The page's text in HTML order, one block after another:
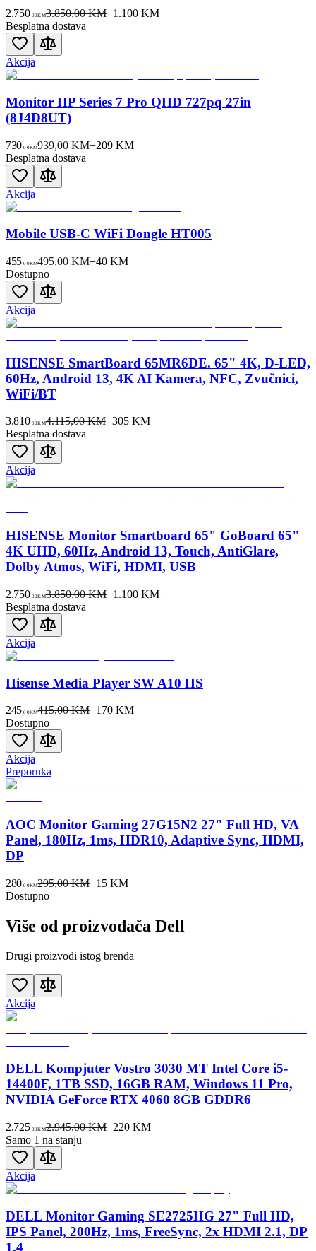
2.750 00KM3.850,00 KM−1.100KM
Besplatna dostava
Akcija
Monitor HP Series 7 Pro QHD 727pq 27in
(8J4D8UT)
730 00KM939,00 KM−209 KM
Besplatna dostava
Akcija
Mobile USB-C WiFi Dongle HT005
455 00KM495,00 KM−40 KM
Dostupno
Akcija
HISENSE SmartBoard 65MR6DE. 65" 4K, D-LED,
60Hz, Android 13, 4K AI Kamera, NFC, Zvučnici,
WiFi/BT
3.810 00KM4.115,00 KM−305KM
Besplatna dostava
Akcija
HISENSE Monitor Smartboard 65" GoBoard 65"
4K UHD, 60Hz, Android 13, Touch, AntiGlare,
Dolby Atmos, WiFi, HDMI, USB
2.750 00KM3.850,00 KM−1.100KM
Besplatna dostava
Akcija
Hisense Media Player SW A10 HS
245 00KM415,00 KM−170 KM
Dostupno
Akcija
Preporuka
AOC Monitor Gaming 27G15N2 27" Full HD, VA
Panel, 180Hz, 1ms, HDR10, Adaptive Sync, HDMI,
DP
280 00KM295,00 KM−15 KM
Dostupno
Više od proizvođača Dell
Drugi proizvodi istog brenda
Akcija
DELL Kompjuter Vostro 3030 MT Intel Core i5-
14400F, 1TB SSD, 16GB RAM, Windows 11 Pro,
NVIDIA GeForce RTX 4060 8GB GDDR6
2.725 00KM2.945,00 KM−220KM
Samo 1 na stanju
Akcija
DELL Monitor Gaming SE2725HG 27" Full HD,
IPS Panel, 200Hz, 1ms, FreeSync, 2x HDMI 2.1, DP
1.4